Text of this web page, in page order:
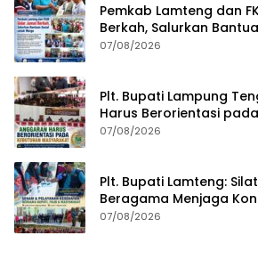
Pemkab Lamteng dan
Berkah, Salurkan
Warga
07/08/2026
Plt. Bupati Lampung
Harus Berorientasi
Masyarakat
07/08/2026
Plt. Bupati Lamteng:
Beragama Menjaga
07/08/2026